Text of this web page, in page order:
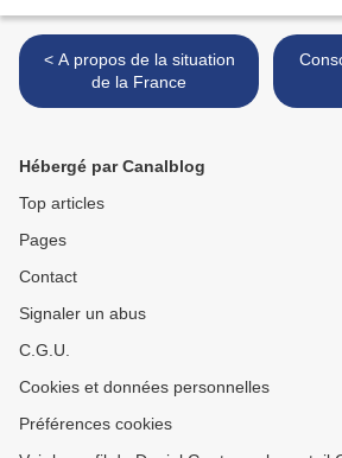
< A propos de la situation
de la France
Hébergé par Canalblog
Top articles
Pages
Contact
Signaler un abus
C.G.U.
Cookies et données personnelles
Préférences cookies